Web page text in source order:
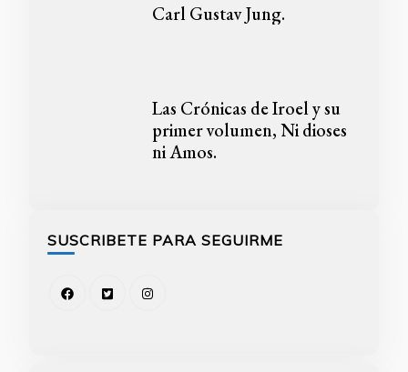
Carl Gustav Jung.
Las Crónicas de Iroel y su
primer volumen, Ni dioses
ni Amos.
SUSCRIBETE PARA SEGUIRME